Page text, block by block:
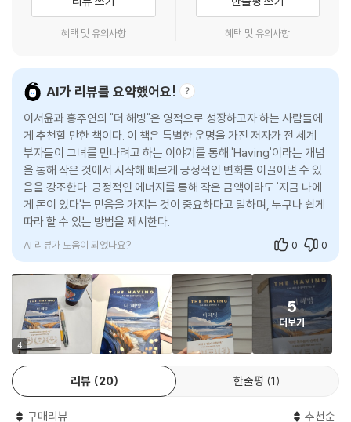
듯 서윤이 바로 대답했다. “네, Having은 그들의 생활에 녹아 있죠. 스스로
느끼지도 못할 만큼 자연스러운 태도로 굳어져 있어요. 사실 진짜 부자들
“세상에는 두 종류의 부자가 있어요. 진짜 부자와 가짜 부자죠.” 그녀가 차
분하게 말을 이어갔다.
“10만 명의 데이터를 분석한 결과 진짜 부자들에게 공통점이 있었어요. 모
두 Having을 하고 있다는 점이죠. 그들이 부를 형성한 과정을 봐도 Havin
g은 분명 부로 가는 가장 빠르고 효율적인 방법이에요.”
--- p.91
“진짜 부자는 돈을 쓰면서 그것을 기쁨으로 누릴 줄 알죠. 지금 주머니에
얼마가 있는지는 중요치 않아요. 돈을 쓰는 그 순간 Having을 하는 것이
핵심이에요. 그 감정 에너지로 돈을 끌어당기거든요. 아무리 작은 액수도
상관없어요. Having은 단돈 1달러라도 ‘지금 나에게 돈이 있다’는 것에 집
중하는 데서 시작해요. 그 감정이 커져갈수록 돈을 벌 수 있는 내 능력에 감
사하게 되죠. 돈을 벌어다 준 세상에게도 감사하게 되고요. 그렇게 더 큰 돈
이 돌아올 것을 아는 것, 그것이 진짜 부자의 마음이에요.”
매일 새벽 네 시에 하루를 시작하는 것. 어린 시절부터 지금까지 하루도 빠
지지 않고 지켜온 일과다. 이 시간 서윤은 명상을 통해 내면의 에너지에 집
‘부(富)로 가는 사다리’가 무너졌다는 지금, 평범한 사람도 부자가 될 수 있
을까? 통계청 조사 결과 한국인 10명 중 6.5명은 “노력만으로 계층 상승
응답자의 절반 이상(54.4%)이 자식 세대의 계층 이동 가능성이 ‘낮다’고
답한 것이다. 더욱이 인공지능(AI)으로 인한 일자리 감소, 예상치 못한 질
병의 확산이나 글로벌 경기 침체 등으로 인해 사람들의 불안감은 더욱 커
지고 있다.
이처럼 ‘수저론’이 대세를 이루는 이 시대에 자신의 힘으로 부를 이루는 것
은 불가능한 걸까? 우리를 짓누르는 불안감에서 벗어나 자신이 원하는 삶
을 향해 편안하게 나아갈 수 있는 방법은 없는 것일까? 현재를 희생하지 않
고 행복한 부자로 살 수 있는 길이 있다면 그것은 무엇일까?
대기업 창업주와 주요 경영인, 대형 투자자가 절체절명의 순간 찾는 사람,
이서윤. 그들은 그녀에게 자문을 구한 뒤 일생일대의 기회를 잡는 인생의
퀀텀 점프를 이루어냈다. 상위 0.01%가 찾는 행운의 여신이자 미국과 유
럽 독자들이 열광하는 통찰가 이서윤은 물려받은 재산이나 뛰어난 학벌,
남다른 재능이 없어도 누구나 자신의 힘으로 부와 행운을 누릴 수 있다고
말한다. 일곱 살에 운명학에 입문해 동서양의 고전을 마스터하고 수십 년
동안 한국의 경제계 리더들을 자문해온 그녀가 알려주는 방법은 행운을 끌
어당기는 힘, ‘Having’이다. 이서윤은 책에서 Having에 대해 다음과 같이
혜택 및 유의사항 혜택 및 유의사항
AI가 리뷰를 요약했어요!
이서윤과 홍주연의 "더 해빙"은 영적으로 성장하고자 하는 사람들에
게 추천할 만한 책이다. 이 책은 특별한 운명을 가진 저자가 전 세계
부자들이 그녀를 만나려고 하는 이야기를 통해 'Having'이라는 개념
을 통해 작은 것에서 시작해 빠르게 긍정적인 변화를 이끌어낼 수 있
음을 강조한다. 긍정적인 에너지를 통해 작은 금액이라도 '지금 나에
게 돈이 있다'는 믿음을 가지는 것이 중요하다고 말하며, 누구나 쉽게
따라 할 수 있는 방법을 제시한다.
AI 리뷰가 도움이 되었나요? 0 0
4
5
더보기
리뷰 20 한줄평 1
구매리뷰 추천순